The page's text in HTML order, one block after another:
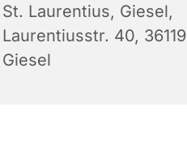
St. Laurentius, Giesel,
Laurentiusstr. 40, 36119
Giesel